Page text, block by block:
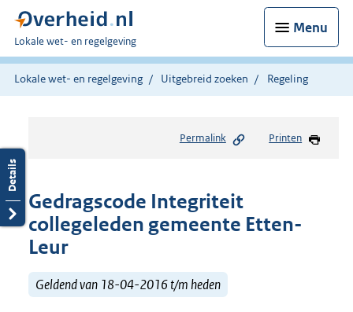
Menu
U
bent
hier:
Lokale wet- en regelgeving
Lokale wet- en regelgeving Uitgebreid zoeken Regeling
Permalink Printen
Gedragscode Integriteit
collegeleden gemeente Etten-
Leur
Geldend van 18-04-2016 t/m heden